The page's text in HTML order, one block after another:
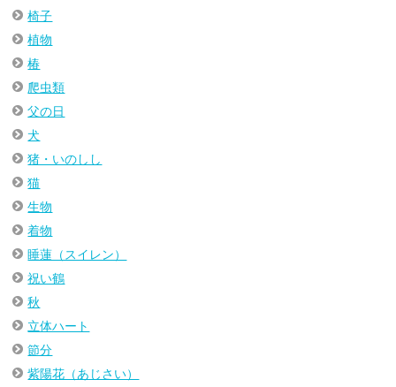
椅子
植物
椿
爬虫類
父の日
犬
猪・いのしし
猫
生物
着物
睡蓮（スイレン）
祝い鶴
秋
立体ハート
節分
紫陽花（あじさい）